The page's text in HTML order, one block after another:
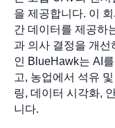
을 제공합니다. 이
간 데이터를 제공하
과 의사 결정을 개
인 BlueHawk는 AI
고, 농업에서 석유
링, 데이터 시각화,
니다.